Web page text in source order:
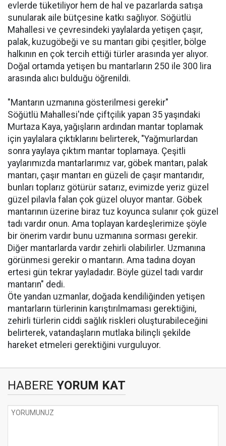
evlerde tüketiliyor hem de hal ve pazarlarda satışa
sunularak aile bütçesine katkı sağlıyor. Söğütlü
Mahallesi ve çevresindeki yaylalarda yetişen çaşır,
palak, kuzugöbeği ve su mantarı gibi çeşitler, bölge
halkının en çok tercih ettiği türler arasında yer alıyor.
Doğal ortamda yetişen bu mantarların 250 ile 300 lira
arasında alıcı bulduğu öğrenildi.
"Mantarın uzmanına gösterilmesi gerekir"
Söğütlü Mahallesi'nde çiftçilik yapan 35 yaşındaki
Murtaza Kaya, yağışların ardından mantar toplamak
için yaylalara çıktıklarını belirterek, "Yağmurlardan
sonra yaylaya çıktım mantar toplamaya. Çeşitli
yaylarımızda mantarlarımız var, göbek mantarı, palak
mantarı, çaşır mantarı en güzeli de çaşır mantarıdır,
bunları toplarız götürür satarız, evimizde yeriz güzel
güzel pilavla falan çok güzel oluyor mantar. Göbek
mantarının üzerine biraz tuz koyunca sulanır çok güzel
tadı vardır onun. Ama toplayan kardeşlerimize şöyle
bir önerim vardır bunu uzmanına sorması gerekir.
Diğer mantarlarda vardır zehirli olabilirler. Uzmanına
görünmesi gerekir o mantarın. Ama tadına doyan
ertesi gün tekrar yayladadır. Böyle güzel tadı vardır
mantarın" dedi.
Öte yandan uzmanlar, doğada kendiliğinden yetişen
mantarların türlerinin karıştırılmaması gerektiğini,
zehirli türlerin ciddi sağlık riskleri oluşturabileceğini
belirterek, vatandaşların mutlaka bilinçli şekilde
hareket etmeleri gerektiğini vurguluyor.
HABERE YORUM KAT